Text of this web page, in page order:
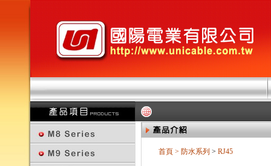
首頁 > 防水系列 > RJ45